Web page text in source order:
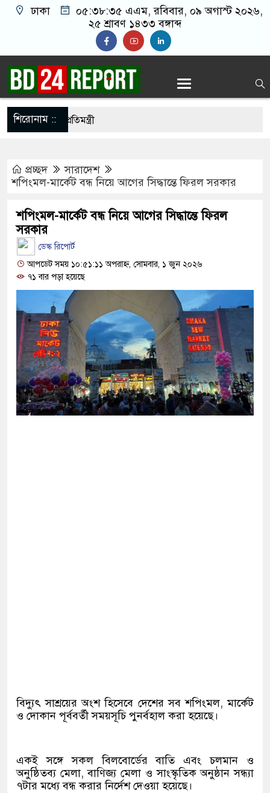
ঢাকা ০৫:৩৮:৩৬ এএম, রবিবার, ০৯ অগাস্ট ২০২৬,
২৫ শ্রাবণ ১৪৩৩ বঙ্গাব্দ
শিরোনাম ::
৬ মন্ত্রী-প্রতিমন্ত্রী
বিতর্ক: বাংলাদেশ-ভারত সম্পর্কে আস্থার সংকট?
বিতর্ক: বাংলাদেশ-ভারত সম্পর্কে টানাপোড়েন কি
নতুন ইতিহাস গড়তে যাচ্ছে জামায়াত
বিরোধী দল কিসের বিরোধিতা করে: মান্না
বিধ্বস্ত হয়ে চালকসহ নিহত ৪
প্রধানমন্ত্রী তারেক রহমান
জুলাইয়ের শহীদ ও আহত পরিবারের ১০ সদস্য
প্রচ্ছদ
সারাদেশ
শপিংমল-মার্কেট বন্ধ নিয়ে আগের সিদ্ধান্তে ফিরল সরকার
শপিংমল-মার্কেট বন্ধ নিয়ে আগের সিদ্ধান্তে ফিরল
সরকার
ডেস্ক রিপোর্ট
আপডেট সময় ১০:৫১:১১ অপরাহ্ন, সোমবার, ১ জুন ২০২৬
৭১ বার পড়া হয়েছে
বিদ্যুৎ সাশ্রয়ের অংশ হিসেবে দেশের সব শপিংমল, মার্কেট
ও দোকান পূর্ববর্তী সময়সূচি পুনর্বহাল করা হয়েছে।
একই সঙ্গে সকল বিলবোর্ডের বাতি এবং চলমান ও
অনুষ্ঠিতব্য মেলা, বাণিজ্য মেলা ও সাংস্কৃতিক অনুষ্ঠান সন্ধ্যা
৭টার মধ্যে বন্ধ করার নির্দেশ দেওয়া হয়েছে।